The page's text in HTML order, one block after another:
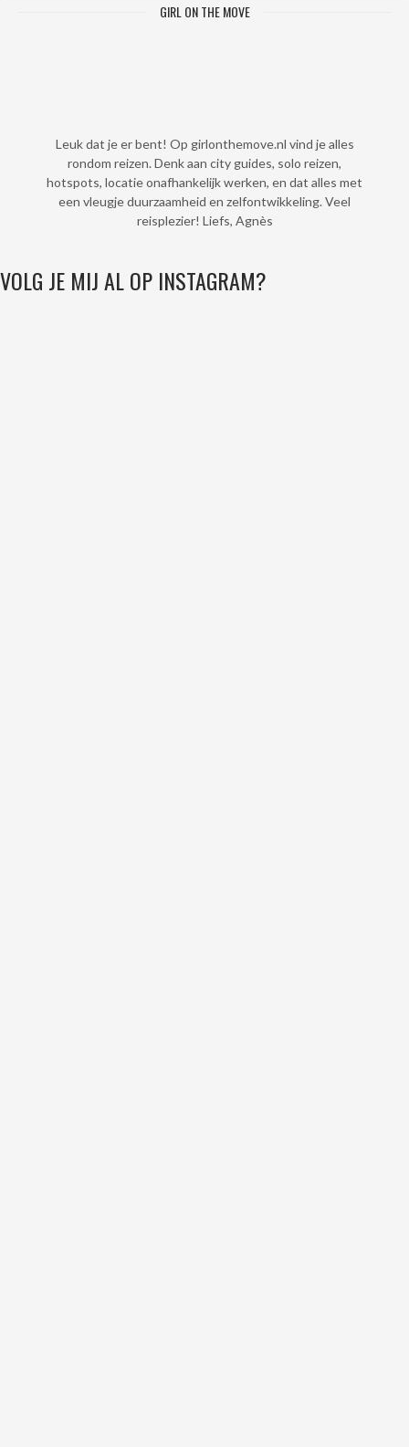
GIRL ON THE MOVE
Leuk dat je er bent! Op girlonthemove.nl vind je alles
rondom reizen. Denk aan city guides, solo reizen,
hotspots, locatie onafhankelijk werken, en dat alles met
een vleugje duurzaamheid en zelfontwikkeling. Veel
reisplezier! Liefs, Agnès
VOLG JE MIJ AL OP INSTAGRAM?